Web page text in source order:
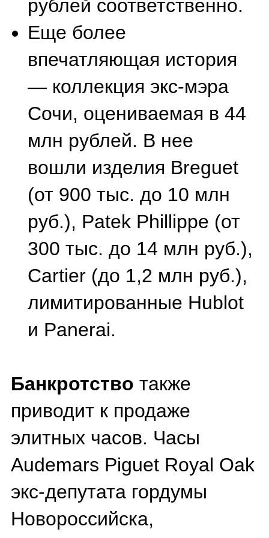
драгоценных металлов и
драгоценных камней РФ
(Гохран). Минфин России
регулярно проводит
аукционы по реализации
ценностей из Госфонда. В
июле 2026 на торги
выставили 10 лотов с
дорогостоящими
наручными часами,
включая Breguet, Patek
Phillippe, Audemars Piguet,
Rolex, De Bethune,
Boucheron, Perrelet и
Panerai. Большая часть —
модели из платины и
золота, некоторые
украшены бриллиантами,
драгоценными вставками.
В Казахстане аналогичную
функцию выполняет
Например, в Алматы на
торги выставили двое
швейцарских часов марки
Bovet с золотым